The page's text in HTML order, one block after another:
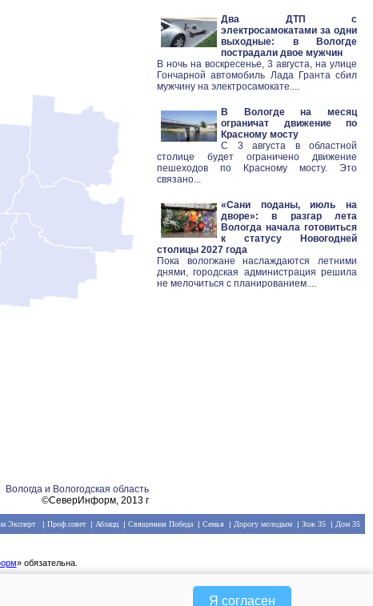
Вологда и Вологодская область
©СеверИнформ, 2013 г
Два ДТП с
электросамокатами за одни
выходные: в Вологде
пострадали двое мужчин
В ночь на воскресенье, 3 августа, на улице
Гончарной автомобиль Лада Гранта сбил
мужчину на электросамокате....
В Вологде на месяц
ограничат движение по
Красному мосту
С 3 августа в областной
столице будет ограничено движение
пешеходов по Красному мосту. Это
связано...
«Сани поданы, июль на
дворе»: в разгар лета
Вологда начала готовиться
к статусу Новогодней
столицы 2027 года
Пока вологжане наслаждаются летними
днями, городская администрация решила
не мелочиться с планированием....
Эксперт| Проф.совет| Абзацц | Священная Победа | Семья | Дорогу молодым | Зож 35 | Дом 35
» обязательна.
Я согласен